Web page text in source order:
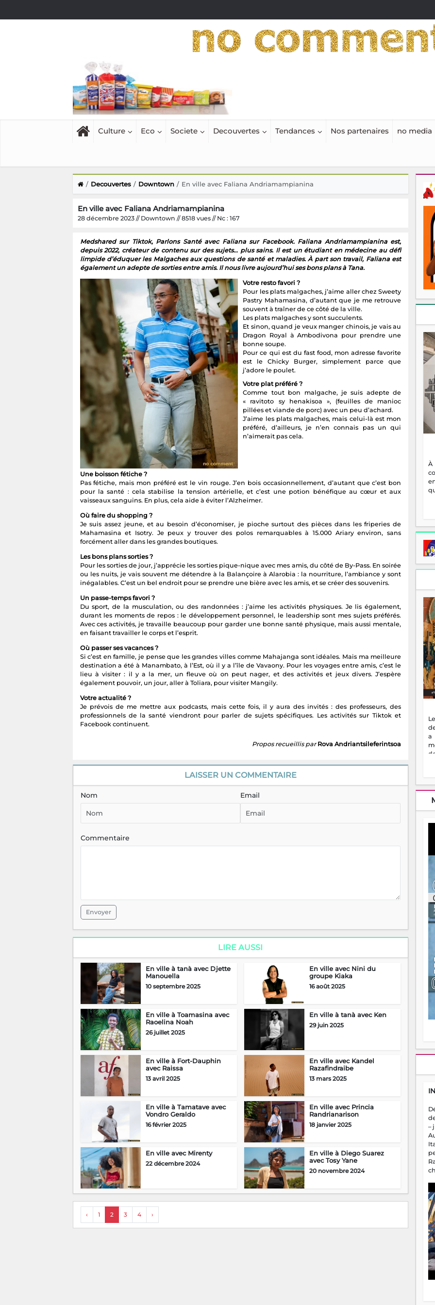
Culture Eco Societe Decouvertes Tendances Nos partenaires no media
Decouvertes Downtown En ville avec Faliana Andriamampianina
En ville avec Faliana Andriamampianina
28 décembre 2023 // Downtown // 8518 vues // Nc : 167
Medshared sur Tiktok, Parlons Santé avec Faliana sur Facebook. Faliana Andriamampianina est,
depuis 2022, créateur de contenu sur des sujets… plus sains. Il est un étudiant en médecine au défi
limpide d’éduquer les Malgaches aux questions de santé et maladies. À part son travail, Faliana est
également un adepte de sorties entre amis. Il nous livre aujourd’hui ses bons plans à Tana.
Votre resto favori ?
Pour les plats malgaches, j’aime aller chez Sweety
Pastry Mahamasina, d’autant que je me retrouve
souvent à traîner de ce côté de la ville.
Les plats malgaches y sont succulents.
Et sinon, quand je veux manger chinois, je vais au
Dragon Royal à Ambodivona pour prendre une
bonne soupe.
Pour ce qui est du fast food, mon adresse favorite
est le Chicky Burger, simplement parce que
j’adore le poulet.
Votre plat préféré ?
Comme tout bon malgache, je suis adepte de
« ravitoto sy henakisoa », (feuilles de manioc
pillées et viande de porc) avec un peu d’achard.
J’aime les plats malgaches, mais celui-là est mon
préféré, d’ailleurs, je n’en connais pas un qui
n’aimerait pas cela.
Une boisson fétiche ?
Pas fétiche, mais mon préféré est le vin rouge. J’en bois occasionnellement, d’autant que c’est bon
pour la santé : cela stabilise la tension artérielle, et c’est une potion bénéfique au cœur et aux
vaisseaux sanguins. En plus, cela aide à éviter l’Alzheimer.
Où faire du shopping ?
Je suis assez jeune, et au besoin d’économiser, je pioche surtout des pièces dans les friperies de
Mahamasina et Isotry. Je peux y trouver des polos remarquables à 15.000 Ariary environ, sans
forcément aller dans les grandes boutiques.
Les bons plans sorties ?
Pour les sorties de jour, j’apprécie les sorties pique-nique avec mes amis, du côté de By-Pass. En soirée
ou les nuits, je vais souvent me détendre à la Balançoire à Alarobia : la nourriture, l’ambiance y sont
inégalables. C’est un bel endroit pour se prendre une bière avec les amis, et se créer des souvenirs.
Un passe-temps favori ?
Du sport, de la musculation, ou des randonnées : j’aime les activités physiques. Je lis également,
durant les moments de repos : le développement personnel, le leadership sont mes sujets préférés.
Avec ces activités, je travaille beaucoup pour garder une bonne santé physique, mais aussi mentale,
en faisant travailler le corps et l’esprit.
Où passer ses vacances ?
Si c’est en famille, je pense que les grandes villes comme Mahajanga sont idéales. Mais ma meilleure
destination a été à Manambato, à l’Est, où il y a l’île de Vavaony. Pour les voyages entre amis, c’est le
lieu à visiter : il y a la mer, un fleuve où on peut nager, et des activités et jeux divers. J’espère
également pouvoir, un jour, aller à Toliara, pour visiter Mangily.
Votre actualité ?
Je prévois de me mettre aux podcasts, mais cette fois, il y aura des invités : des professeurs, des
professionnels de la santé viendront pour parler de sujets spécifiques. Les activités sur Tiktok et
Facebook continuent.
Propos recueillis par Rova Andriantsileferintsoa
LAISSER UN COMMENTAIRE
Nom Email
Commentaire
Envoyer
LIRE AUSSI
En ville à tanà avec Djette
Manouella
10 septembre 2025
En ville avec Nini du
groupe Kiaka
16 août 2025
En ville à Toamasina avec
Raoelina Noah
26 juillet 2025
En ville à tanà avec Ken
29 juin 2025
En ville à Fort-Dauphin
avec Raissa
13 avril 2025
En ville avec Kandel
Razafindraibe
13 mars 2025
En ville à Tamatave avec
Vondro Geraldo
16 février 2025
En ville avec Princia
Randrianarison
18 janvier 2025
En ville avec Mirenty
22 décembre 2024
En ville à Diego Suarez
avec Tosy Yane
20 novembre 2024
‹ 1 2 3 4 ›
a
–